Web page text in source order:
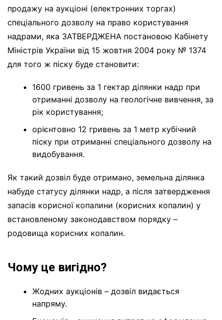
продажу на аукціоні (електронних торгах)
спеціального дозволу на право користування
надрами, яка ЗАТВЕРДЖЕНА постановою Кабінету
Міністрів України від 15 жовтня 2004 року № 1374
для того ж піску буде становити:
1600 гривень за 1 гектар ділянки надр при
отриманні дозволу на геологічне вивчення, за
рік користування;
орієнтовно 12 гривень за 1 метр кубічний
піску при отриманні спеціального дозволу на
видобування.
Як такий дозвіл буде отримано, земельна ділянка
набуде статусу ділянки надр, а після затвердження
запасів корисної копалини (корисних копалин) у
встановленому законодавством порядку –
родовища корисних копалин.
Чому це вигідно?
Жодних аукціонів – дозвіл видається
напряму.